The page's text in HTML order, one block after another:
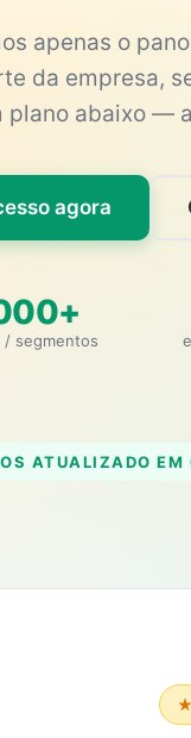
apenas o
da empresa,
plano abaixo —
agora
/ segmentos
ATUALIZADO EM